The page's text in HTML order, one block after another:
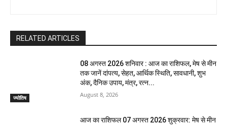
RELATED ARTICLES
ज्योतिष
08 अगस्त 2026 शनिवार : आज का राशिफल, मेष से मीन
तक जानें दांपत्य, सेहत, आर्थिक स्थिति, सावधानी, शुभ
अंक, दैनिक उपाय, मंत्र, रत्न...
August 8, 2026
आज का राशिफल 07 अगस्त 2026 शुक्रवार: मेष से मीन